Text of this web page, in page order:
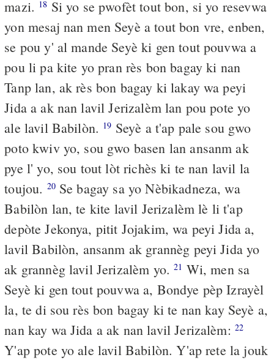
mazi. 18 Si yo se pwofèt tout bon, si yo resevwa
yon mesaj nan men Seyè a tout bon vre, enben,
se pou y' al mande Seyè ki gen tout pouvwa a
pou li pa kite yo pran rès bon bagay ki nan
Tanp lan, ak rès bon bagay ki lakay wa peyi
Jida a ak nan lavil Jerizalèm lan pou pote yo
ale lavil Babilòn. 19 Seyè a t'ap pale sou gwo
poto kwiv yo, sou gwo basen lan ansanm ak
pye l' yo, sou tout lòt richès ki te nan lavil la
toujou. 20Se bagay sa yo Nèbikadneza, wa
Babilòn lan, te kite lavil Jerizalèm lè li t'ap
depòte Jekonya, pitit Jojakim, wa peyi Jida a,
lavil Babilòn, ansanm ak grannèg peyi Jida yo
ak grannèg lavil Jerizalèm yo.21 Wi, men sa
Seyè ki gen tout pouvwa a, Bondye pèp Izrayèl
la, te di sou rès bon bagay ki te nan kay Seyè a,
nan kay wa Jida a ak nan lavil Jerizalèm: 22
Y'ap pote yo ale lavil Babilòn. Y'ap rete la jouk